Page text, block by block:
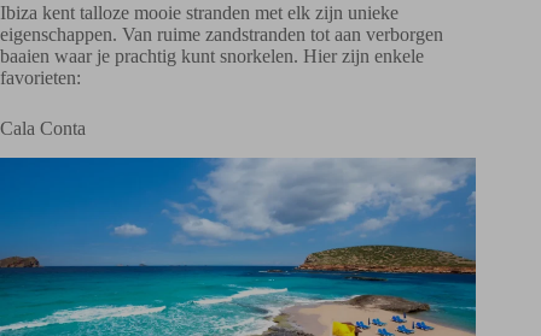
Ibiza kent talloze mooie stranden met elk zijn unieke
eigenschappen. Van ruime zandstranden tot aan verborgen
baaien waar je prachtig kunt snorkelen. Hier zijn enkele
favorieten:
Cala Conta